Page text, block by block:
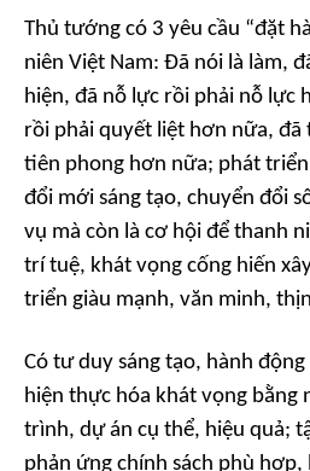
Thủ tướng có 3 yêu cầu “đặt
niên Việt Nam: Đã nói là làm,
hiện, đã nỗ lực rồi phải nỗ lực
rồi phải quyết liệt hơn nữa, đã
tiên phong hơn nữa; phát
đổi mới sáng tạo, chuyển đổi
vụ mà còn là cơ hội để thanh
trí tuệ, khát vọng cống hiến
triển giàu mạnh, văn minh,
Có tư duy sáng tạo, hành
hiện thực hóa khát vọng bằng
trình, dự án cụ thể, hiệu quả;
phản ứng chính sách phù